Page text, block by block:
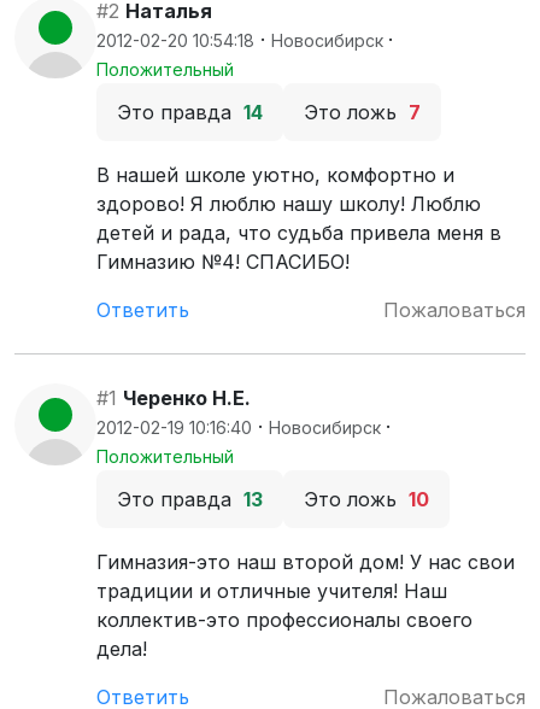
#2 Наталья
2012-02-20 10:54:18 · Новосибирск ·
Положительный
Это правда 14 Это ложь 7
В нашей школе уютно, комфортно и
здорово! Я люблю нашу школу! Люблю
детей и рада, что судьба привела меня в
Гимназию №4! СПАСИБО!
Ответить
Пожаловаться
#1 Черенко Н.Е.
2012-02-19 10:16:40 · Новосибирск ·
Положительный
Это правда 13 Это ложь 10
Гимназия-это наш второй дом! У нас свои
традиции и отличные учителя! Наш
коллектив-это профессионалы своего
дела!
Ответить
Пожаловаться